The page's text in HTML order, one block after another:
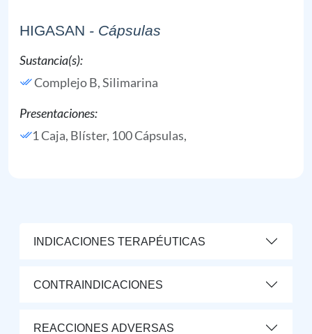
HIGASAN - Cápsulas
Sustancia(s):
Complejo B,Silimarina
Presentaciones:
1 Caja, Blíster, 100 Cápsulas,
INDICACIONES TERAPÉUTICAS
CONTRAINDICACIONES
REACCIONES ADVERSAS